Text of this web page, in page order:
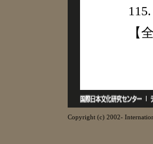
115.
【
Copyright (c) 2002-